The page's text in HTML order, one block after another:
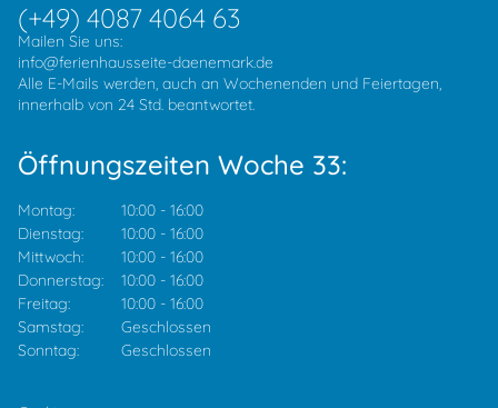
(+49) 4087 4064 63
Mailen Sie uns:
info@ferienhausseite-daenemark.de
Alle E-Mails werden, auch an Wochenenden und Feiertagen,
innerhalb von 24 Std. beantwortet.
Öffnungszeiten Woche 33:
Montag: 10:00 - 16:00
Dienstag:
10:00 - 16:00
Mittwoch:
10:00 - 16:00
Donnerstag:
10:00 - 16:00
Freitag:
10:00 - 16:00
Samstag:
Geschlossen
Sonntag:
Geschlossen